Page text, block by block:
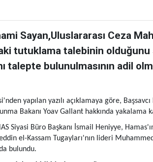
Sayan,​Uluslararası Ceza
tutuklama talebinin olduğunu
talepte bulunulmasının adil
yapılan yazılı açıklamaya göre,
Bakanı Yoav Gallant hakkında yakalama
Siyasi Büro Başkanı İsmail Heniyye,
el-Kassam Tugayları'nın lideri
bulundu.